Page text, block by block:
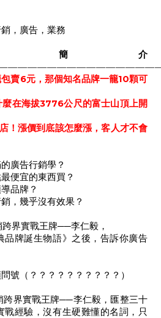
，廣告，業務
簡介
賣6元，那個知名品牌一籠10顆可
麼在海拔3776公尺的富士山頂上開
！漲價到底該怎麼漲，客人才不會
廣告行銷學？
便宜的東西買？
品牌？
，幾乎沒有效果？
跨界實戰王牌──李仁毅，
品牌誕生物語》之後，告訴你廣告
號（？？？？？？？？？？）
跨界實戰王牌──李仁毅，匯整三十
戰經驗，沒有生硬難懂的名詞，只